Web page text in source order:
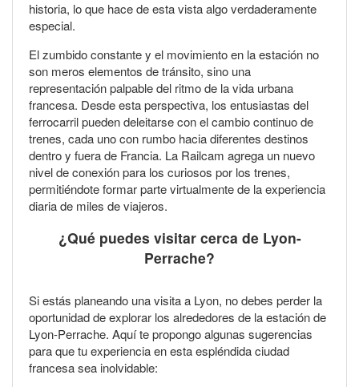
historia, lo que hace de esta vista algo verdaderamente
especial.
El zumbido constante y el movimiento en la estación no
son meros elementos de tránsito, sino una
representación palpable del ritmo de la vida urbana
francesa. Desde esta perspectiva, los entusiastas del
ferrocarril pueden deleitarse con el cambio continuo de
trenes, cada uno con rumbo hacia diferentes destinos
dentro y fuera de Francia. La Railcam agrega un nuevo
nivel de conexión para los curiosos por los trenes,
permitiéndote formar parte virtualmente de la experiencia
diaria de miles de viajeros.
¿Qué puedes visitar cerca de Lyon-
Perrache?
Si estás planeando una visita a Lyon, no debes perder la
oportunidad de explorar los alrededores de la estación de
Lyon-Perrache. Aquí te propongo algunas sugerencias
para que tu experiencia en esta espléndida ciudad
francesa sea inolvidable: